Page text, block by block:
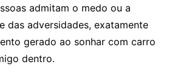
admitam o medo ou a
das adversidades, exatamente
gerado ao sonhar com carro
dentro.